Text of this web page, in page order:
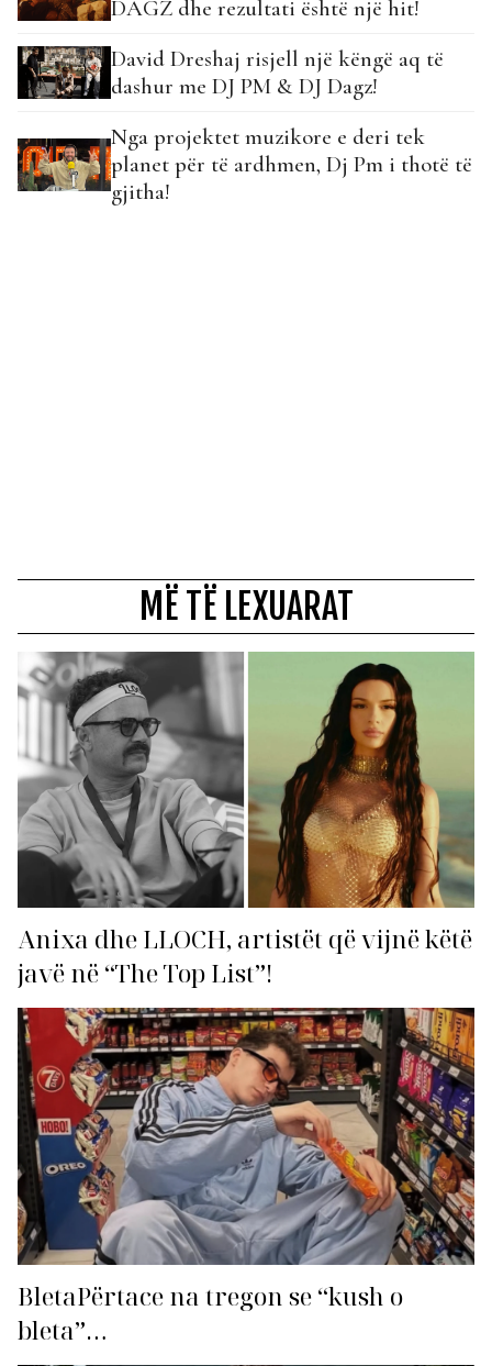
DAGZ dhe rezultati është një hit!
David Dreshaj risjell një këngë aq të
dashur me DJ PM & DJ Dagz!
Nga projektet muzikore e deri tek
planet për të ardhmen, Dj Pm i thotë të
gjitha!
MË TË LEXUARAT
Anixa dhe LLOCH, artistët që vijnë këtë
javë në “The Top List”!
BletaPërtace na tregon se “kush o
bleta”…